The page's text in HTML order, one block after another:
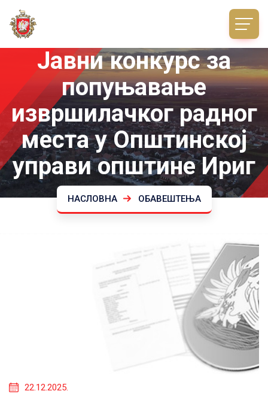
Јавни конкурс за
попуњавање
извршилачког радног
места у Општинској
управи општине Ириг
НАСЛОВНА ОБАВЕШТЕЊА
22.12.2025.